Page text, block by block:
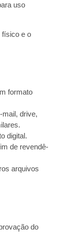
uso
físico e o
formato
drive,
digital.
de revendê-
arquivos
do